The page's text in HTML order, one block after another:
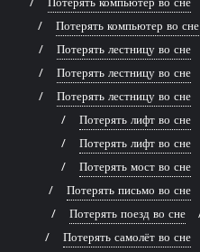
Потерять компьютер во сне
Потерять лестницу во сне
Потерять лестницу во сне
Потерять лестницу во сне
Потерять лифт во сне
Потерять лифт во сне
Потерять мост во сне
Потерять письмо во сне
Потерять поезд во сне
Потерять самолёт во сне